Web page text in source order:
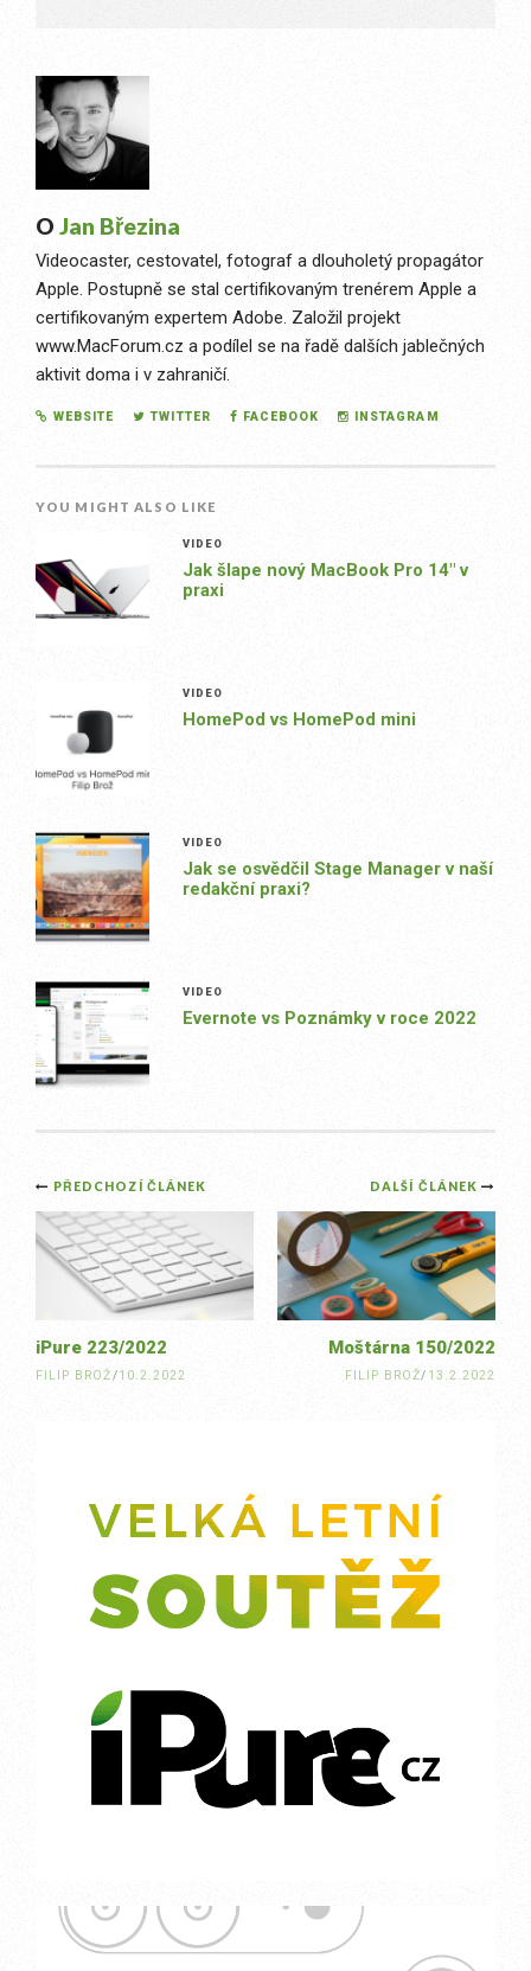
O Jan Březina
Videocaster, cestovatel, fotograf a dlouholetý propagátor
Apple. Postupně se stal certifikovaným trenérem Apple a
certifikovaným expertem Adobe. Založil projekt
www.MacForum.cz a podílel se na řadě dalších jablečných
aktivit doma i v zahraničí.
WEBSITE TWITTER FACEBOOK INSTAGRAM
YOU MIGHT ALSO LIKE
VIDEO
Jak šlape nový MacBook Pro 14″ v
praxi
VIDEO
HomePod vs HomePod mini
VIDEO
Jak se osvědčil Stage Manager v naší
redakční praxi?
VIDEO
Evernote vs Poznámky v roce 2022
Post
navigation
DALŠÍ ČLÁNEK
Moštárna 150/2022
FILIP BROŽ/ 13.2.2022
PŘEDCHOZÍ ČLÁNEK
iPure 223/2022
FILIP BROŽ/10.2.2022